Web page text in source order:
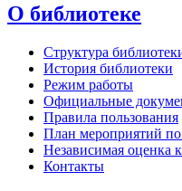
О библиотеке
Структура
История библиотеки
Режим работы
Официальные
Правила пользования
План мероприятий
Независимая оценка
Контакты